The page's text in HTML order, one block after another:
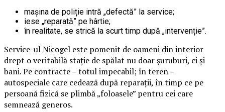
mașina de poliție intră „defectă” la service;
iese „reparată” pe hârtie;
în realitate, se strică la scurt timp după „intervenție”.
Service-ul Nicogel este pomenit de oameni din interior
drept o veritabilă stație de spălat nu doar șuruburi, ci și
bani. Pe contracte – totul impecabil; în teren –
autospeciale care cedează după reparații, în timp ce pe
persoană fizică se plimbă „foloasele” pentru cei care
semnează generos.